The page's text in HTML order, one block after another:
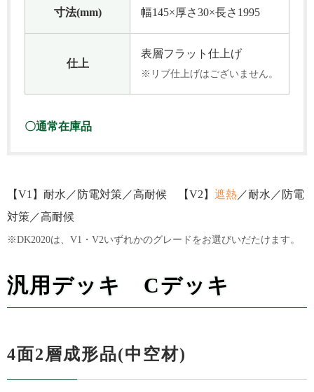
寸法(mm) 幅145×厚さ30×長さ1995
仕上
表層フラット仕上げ
※リブ仕上げはございません。
〇通常在庫品
【V1】耐水／防電対策／高耐候 【V2】 遮熱 ／耐水／防電
対策／高耐候
※DK2020は、V1・V2いずれかのグレードをお選びいだたけます。
汎用デッキ Cデッキ
4面2層成形品(中空材)